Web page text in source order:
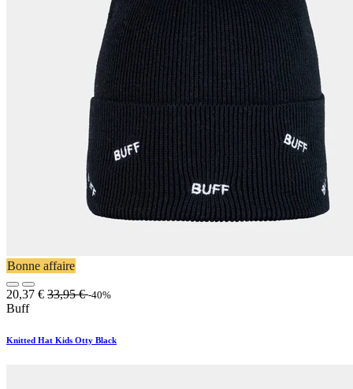
Bonne affaire
20,37 € 33,95€ -40%
Buff
Knitted Hat Kids Otty Black